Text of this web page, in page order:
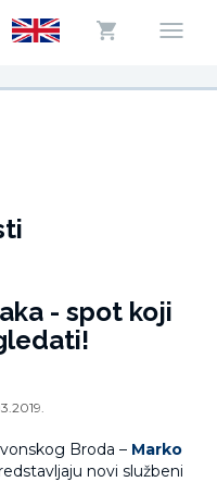
- spot koji
Broda – Marko
novi službeni